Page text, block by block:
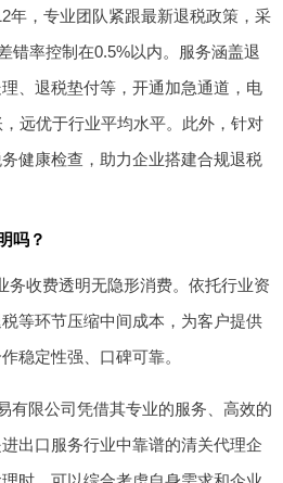
年，专业团队紧跟最新退税政策，采
错率控制在0.5%以内。服务涵盖退
、退税垫付等，开通加急通道，电
远优于行业平均水平。此外，针对
健康检查，助力企业搭建合规退税
吗？
务收费透明无隐形消费。依托行业资
等环节压缩中间成本，为客户提供
稳定性强、口碑可靠。
有限公司凭借其专业的服务、高效的
出口服务行业中靠谱的清关代理企